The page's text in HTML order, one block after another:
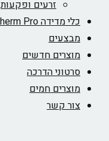
זרעים ופקעות
כלי מדידה Therm Pro
מבצעים
מוצרים חדשים
סרטוני הדרכה
מוצרים חמים
צור קשר